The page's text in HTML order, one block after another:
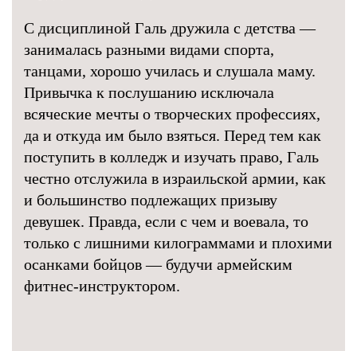
С дисциплиной Галь дружила с детства —
занималась разными видами спорта,
танцами, хорошо училась и слушала маму.
Привычка к послушанию исключала
всяческие мечты о творческих профессиях,
да и откуда им было взяться. Перед тем как
поступить в колледж и изучать право, Галь
честно отслужила в израильской армии, как
и большинство подлежащих призыву
девушек. Правда, если с чем и воевала, то
только с лишними килограммами и плохими
осанками бойцов — будучи армейским
фитнес-инструктором.